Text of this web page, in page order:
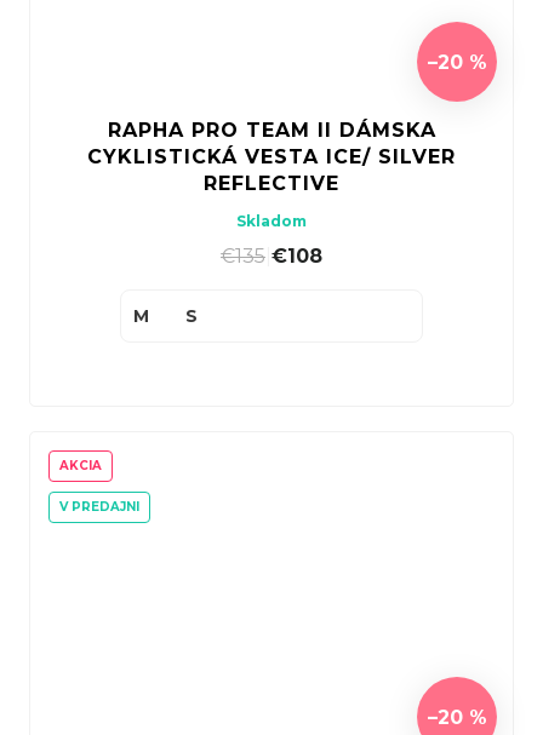
–20 %
RAPHA PRO TEAM II DÁMSKA
CYKLISTICKÁ VESTA ICE/ SILVER
REFLECTIVE
Skladom
€135 €108
M S
AKCIA
V PREDAJNI
–20 %